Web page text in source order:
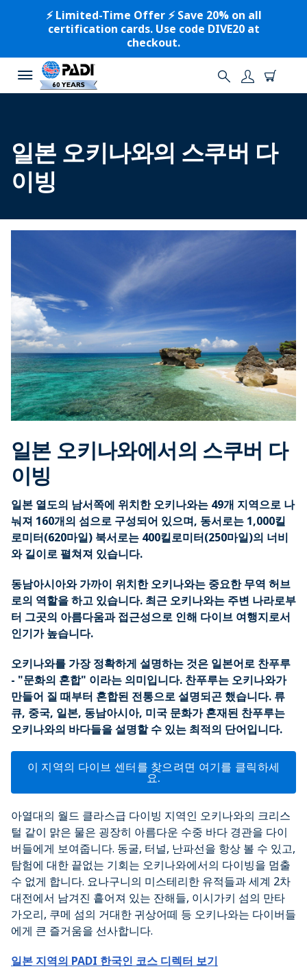
⚡️ Limited-Time Offer ⚡️ Save 20% on all
certification cards. Use code DIVE20 at
checkout.
일본 오키나와의 스쿠버 다
이빙
일본 오키나와에서의 스쿠버 다
이빙
일본 열도의 남서쪽에 위치한 오키나와는 49개 지역으로 나
눠져 160개의 섬으로 구성되어 있으며, 동서로는 1,000킬
로미터(620마일) 북서로는 400킬로미터(250마일)의 너비
와 길이로 펼쳐져 있습니다.
동남아시아와 가까이 위치한 오키나와는 중요한 무역 허브
로의 역할을 하고 있습니다. 최근 오키나와는 주변 나라로부
터 그곳의 아름다움과 접근성으로 인해 다이브 여행지로서
인기가 높습니다.
오키나와를 가장 정확하게 설명하는 것은 일본어로 찬푸루
- "문화의 혼합" 이라는 의미입니다. 찬푸루는 오키나와가
만들어 질 때부터 혼합된 전통으로 설명되곤 했습니다. 류
큐, 중국, 일본, 동남아시아, 미국 문화가 혼재된 찬푸루는
오키나와의 바다들을 설명할 수 있는 최적의 단어입니다.
이 지역의 다이브 센터를 찾으려면 여기를 클릭하세
요.
아열대의 월드 클라스급 다이빙 지역인 오키나와의 크리스
털 같이 맑은 물은 굉장히 아름다운 수중 바다 경관을 다이
버들에게 보여줍니다. 동굴, 터널, 난파선을 항상 볼 수 있고,
탐험에 대한 끝없는 기회는 오키나와에서의 다이빙을 멈출
수 없게 합니다. 요나구니의 미스테리한 유적들과 세계 2차
대전에서 남겨진 흩어져 있는 잔해들, 이시가키 섬의 만타
가오리, 쿠메 섬의 거대한 귀상어떼 등 오키나와는 다이버들
에게 큰 즐거움을 선사합니다.
일본 지역의 PADI 한국인 코스 디렉터 보기